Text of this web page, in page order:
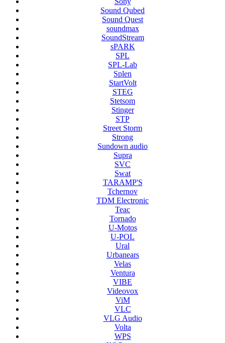
Sound Qubed
Sound Quest
soundmax
SoundStream
sPARK
SPL
SPL-Lab
Splen
StartVolt
STEG
Stetsom
Stinger
STP
Street Storm
Strong
Sundown audio
Supra
SVC
Swat
TARAMP'S
Tchernov
TDM Electronic
Teac
Tornado
U-Motos
U-POL
Ural
Urbanears
Velas
Ventura
VIBE
Videovox
ViM
VLC
VLG Audio
Volta
WPS